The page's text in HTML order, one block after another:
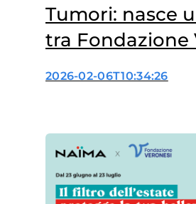
Tumori: nasce
tra Fondazione
Ficog
2026-02-06T10:34:26